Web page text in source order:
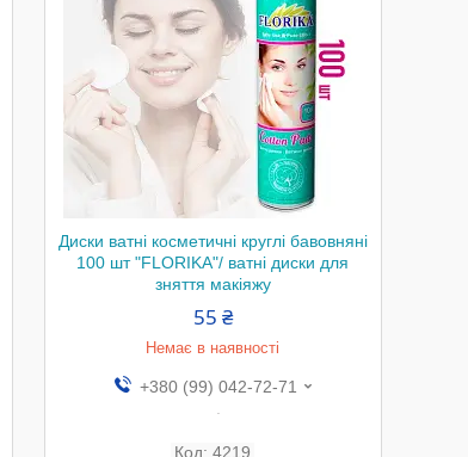
Диски ватні косметичні круглі бавовняні
100 шт "FLORIKA"/ ватні диски для
зняття макіяжу
55 ₴
Немає в наявності
+380 (99) 042-72-71
4219